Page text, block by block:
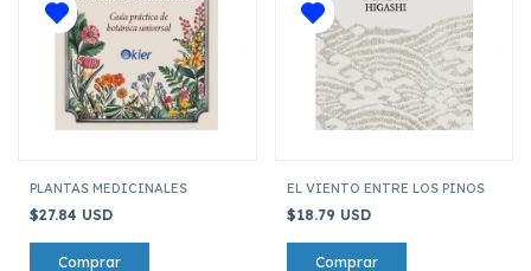
PLANTAS MEDICINALES
$27.84 USD
EL VIENTO ENTRE LOS PINOS
$18.79 USD